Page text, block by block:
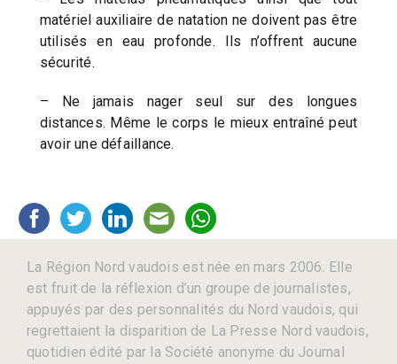
matériel auxiliaire de natation ne doivent pas être
utilisés en eau profonde. Ils n’offrent aucune
sécurité.
– Ne jamais nager seul sur des longues
distances. Même le corps le mieux entraîné peut
avoir une défaillance.
La Région Nord vaudois est née en mars 2006. Elle
est fruit de la réflexion d’un groupe de journalistes,
appuyés par des personnalités du Nord vaudois, qui
regrettaient la disparition de La Presse Nord vaudois,
quotidien édité par la Société anonyme du Journal